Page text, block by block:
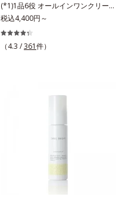
カズラエキス配合＝角層のすみずみ
まで水分・油分を保ち、ハリ・ツヤ
を与える保湿成分*11 気持ちのこ
と
た。さらに、シリーズ共通の美容成
分(*7)「GLルートブースター(*9)」
を配合することで、肌のふっくら感
や透明感を叶えます。美白ケアしな
シナジー設計で、あなたのエイジン
年齢に応じたお手入れのこと*4 う
るおいによる*5 乾燥、ハリ・ツヤ
のなさ*6 乾燥による*7 保湿成分*8
ロニセラカエルレア果汁、ノバラエ
(*1)1品6役 オールインワンクリー
ム。オルビスアンバーは、いつも⾃
然体で美しくありたいと願う⼤⼈世
代に寄り添うブランドです。年齢印
れで賢いケアを。ライフスタイルに
リートメントクリーム」は、1品
で、化粧水、クリーム、シワ改善・
美白(*1)美容液、乳液・保湿液、ネ
ッククリーム(*3)、パックの6役を
税込4,400円～
（4.3 /361件）